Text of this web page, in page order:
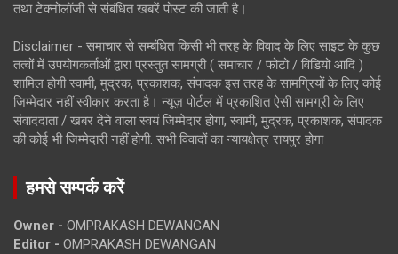
तथा टेक्नोलॉजी से संबंधित खबरें पोस्ट की जाती है।
Disclaimer - समाचार से सम्बंधित किसी भी तरह के विवाद के लिए साइट के कुछ
तत्वों में उपयोगकर्ताओं द्वारा प्रस्तुत सामग्री ( समाचार / फोटो / विडियो आदि )
शामिल होगी स्वामी, मुद्रक, प्रकाशक, संपादक इस तरह के सामग्रियों के लिए कोई
ज़िम्मेदार नहीं स्वीकार करता है। न्यूज़ पोर्टल में प्रकाशित ऐसी सामग्री के लिए
संवाददाता / खबर देने वाला स्वयं जिम्मेदार होगा, स्वामी, मुद्रक, प्रकाशक, संपादक
की कोई भी जिम्मेदारी नहीं होगी. सभी विवादों का न्यायक्षेत्र रायपुर होगा
हमसे सम्पर्क करें
Owner - OMPRAKASH DEWANGAN
Editor - OMPRAKASH DEWANGAN